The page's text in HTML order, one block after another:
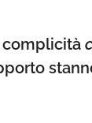
complicità